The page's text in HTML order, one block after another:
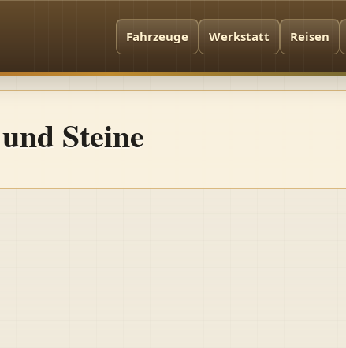
Fahrzeuge Werkstatt Reisen
Steine